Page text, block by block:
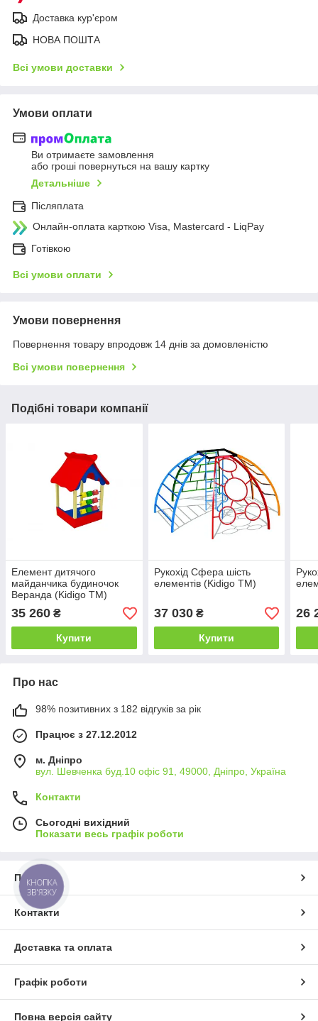
Доставка кур'єром
НОВА ПОШТА
Всі умови доставки
Умови оплати
Ви отримаєте замовлення
або гроші повернуться на вашу картку
Детальніше
Післяплата
Онлайн-оплата карткою Visa, Mastercard - LiqPay
Готівкою
Всі умови оплати
Умови повернення
Повернення товару впродовж 14 днів за домовленістю
Всі умови повернення
Подібні товари компанії
Елемент дитячого
майданчика будиночок
Веранда (Kidigo ТМ)
35 260 ₴
Купити
Рукохід Сфера шість
елементів (Kidigo ТМ)
37 030₴
Купити
26
Про нас
98% позитивних з 182 відгуків за рік
Працює з 27.12.2012
м. Дніпро
вул. Шевченка буд.10 офіс 91, 49000, Дніпро, Україна
Контакти
Сьогодні вихідний
Показати весь графік роботи
Про нас
Контакти
Доставка та оплата
Графік роботи
Повна версія сайту
КНОПКА
ЗВ'ЯЗКУ